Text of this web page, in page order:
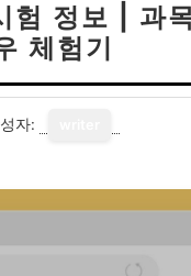
험 정보 | 과
체험기
자: